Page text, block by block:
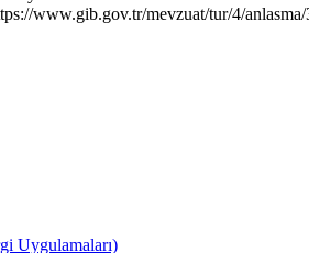
www.gib.gov.tr/mevzuat/tur/4/anlasma/
Uygulamaları)